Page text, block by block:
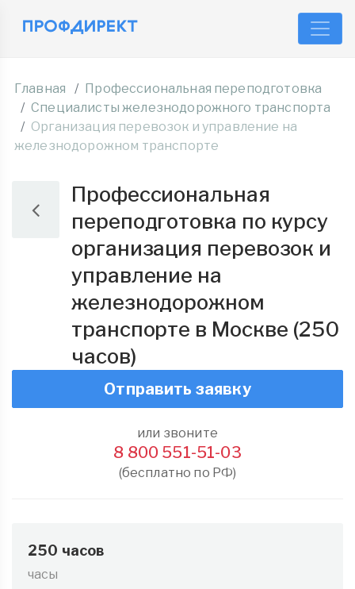
Главная
Профессиональная переподготовка
Специалисты железнодорожного транспорта
Организация перевозок и управление на
железнодорожном транспорте
Профессиональная
переподготовка по курсу
организация перевозок и
управление на
железнодорожном
транспорте в Москве (250
часов)
Отправить заявку
или звоните
8 800 551-51-03
(бесплатно по РФ)
250 часов
часы